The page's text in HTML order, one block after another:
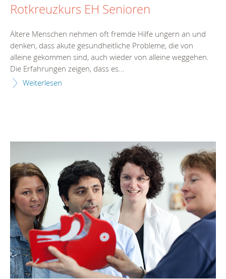
Rotkreuzkurs EH Senioren
Ältere Menschen nehmen oft fremde Hilfe ungern an und
denken, dass akute gesundheitliche Probleme, die von
alleine gekommen sind, auch wieder von alleine weggehen.
Die Erfahrungen zeigen, dass es...
Weiterlesen